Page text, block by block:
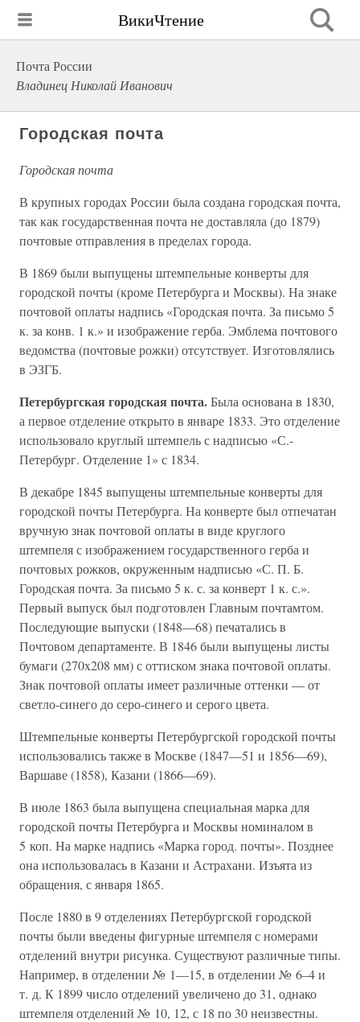
ВикиЧтение
Почта России
Владинец Николай Иванович
Городская почта
Городская почта
В крупных городах России была создана городская почта,
так как государственная почта не доставляла (до 1879)
почтовые отправления в пределах города.
В 1869 были выпущены штемпельные конверты для
городской почты (кроме Петербурга и Москвы). На знаке
почтовой оплаты надпись «Городская почта. За письмо 5
к. за конв. 1 к.» и изображение герба. Эмблема почтового
ведомства (почтовые рожки) отсутствует. Изготовлялись
в ЭЗГБ.
Петербургская городская почта.Была основана в 1830,
а первое отделение открыто в январе 1833. Это отделение
использовало круглый штемпель с надписью «С.-
Петербург. Отделение 1» с 1834.
В декабре 1845 выпущены штемпельные конверты для
городской почты Петербурга. На конверте был отпечатан
вручную знак почтовой оплаты в виде круглого
штемпеля с изображением государственного герба и
почтовых рожков, окруженным надписью «С. П. Б.
Городская почта. За письмо 5 к. с. за конверт 1 к. с.».
Первый выпуск был подготовлен Главным почтамтом.
Последующие выпуски (1848—68) печатались в
Почтовом департаменте. В 1846 были выпущены листы
бумаги (270x208 мм) с оттиском знака почтовой оплаты.
Знак почтовой оплаты имеет различные оттенки — от
светло-синего до серо-синего и серого цвета.
Штемпельные конверты Петербургской городской почты
использовались также в Москве (1847—51 и 1856—69),
Варшаве (1858), Казани (1866—69).
В июле 1863 была выпущена специальная марка для
городской почты Петербурга и Москвы номиналом в
5 коп. На марке надпись «Марка город. почты». Позднее
она использовалась в Казани и Астрахани. Изъята из
обращения, с января 1865.
После 1880 в 9 отделениях Петербургской городской
почты были введены фигурные штемпеля с номерами
отделений внутри рисунка. Существуют различные типы.
Например, в отделении № 1—15, в отделении № 6–4 и
т. д. К 1899 число отделений увеличено до 31, однако
штемпеля отделений № 10, 12, с 18 по 30 неизвестны.